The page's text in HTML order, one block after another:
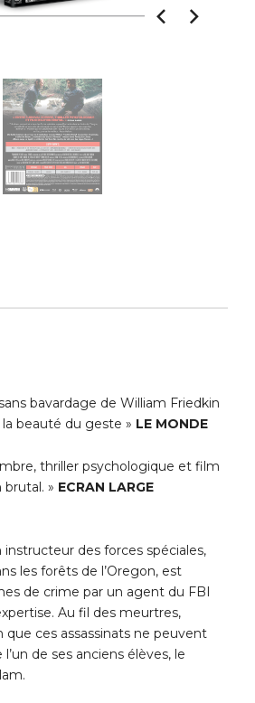
bavardage de William Friedkin
beauté du geste » LE MONDE
thriller psychologique et film
brutal. » ECRAN LARGE
instructeur des forces spéciales,
les forêts de l’Oregon, est
de crime par un agent du FBI
Au fil des meurtres,
que ces assassinats ne peuvent
de ses anciens élèves, le